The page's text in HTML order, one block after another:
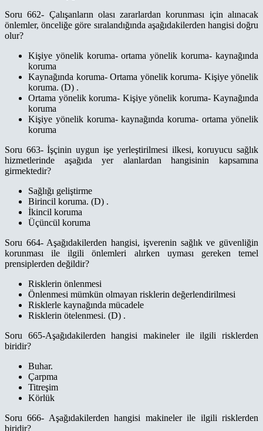
Soru 662- Çalışanların olası zararlardan korunması için alınacak
önlemler, önceliğe göre sıralandığında aşağıdakilerden hangisi doğru
olur?
Kişiye yönelik koruma- ortama yönelik koruma- kaynağında
koruma
Kaynağında koruma- Ortama yönelik koruma- Kişiye yönelik
koruma. (D) .
Ortama yönelik koruma- Kişiye yönelik koruma- Kaynağında
koruma
Kişiye yönelik koruma- kaynağında koruma- ortama yönelik
koruma
Soru 663- İşçinin uygun işe yerleştirilmesi ilkesi, koruyucu sağlık
hizmetlerinde aşağıda yer alanlardan hangisinin kapsamına
girmektedir?
Sağlığı geliştirme
Birincil koruma. (D) .
İkincil koruma
Üçüncül koruma
Soru 664- Aşağıdakilerden hangisi, işverenin sağlık ve güvenliğin
korunması ile ilgili önlemleri alırken uyması gereken temel
prensiplerden değildir?
Risklerin önlenmesi
Önlenmesi mümkün olmayan risklerin değerlendirilmesi
Risklerle kaynağında mücadele
Risklerin ötelenmesi. (D) .
Soru 665-Aşağıdakilerden hangisi makineler ile ilgili risklerden
biridir?
Buhar.
Çarpma
Titreşim
Körlük
Soru 666- Aşağıdakilerden hangisi makineler ile ilgili risklerden
biridir?